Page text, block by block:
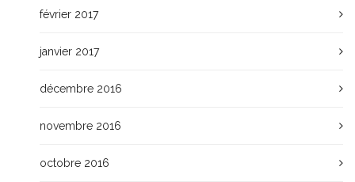
février 2017
janvier 2017
décembre 2016
novembre 2016
octobre 2016